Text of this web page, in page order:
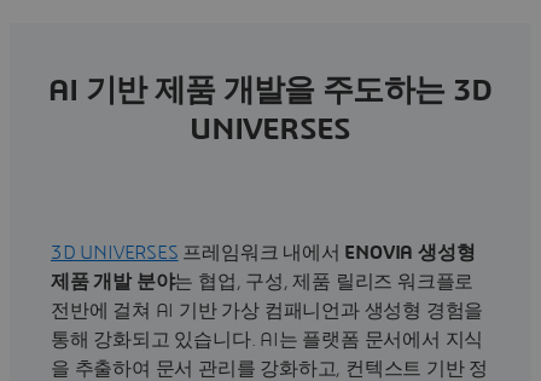
AI 기반 제품 개발을 주도하는 3D
UNIVERSES
3D UNIVERSES 프레임워크 내에서 ENOVIA 생성형
제품 개발 분야는 협업, 구성, 제품 릴리즈 워크플로
전반에 걸쳐 AI 기반 가상 컴패니언과 생성형 경험을
통해 강화되고 있습니다. AI는 플랫폼 문서에서 지식
을 추출하여 문서 관리를 강화하고, 컨텍스트 기반 정